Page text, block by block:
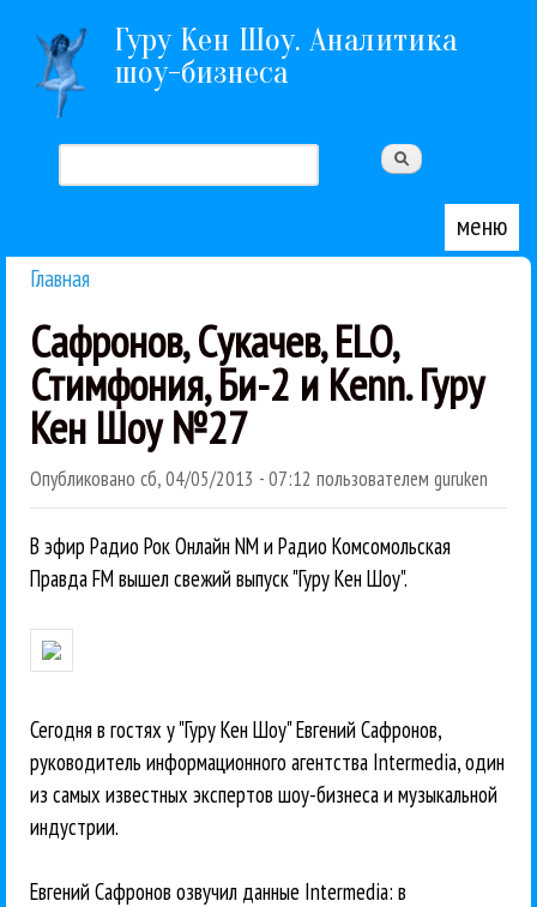
Перейти к основному содержанию
Гуру Кен Шоу. Аналитика
шоу-бизнеса
Форма поиска
меню
Главная
Сафронов, Сукачев, ELO,
Стимфония, Би-2 и Kenn. Гуру
Кен Шоу №27
Опубликовано сб, 04/05/2013 - 07:12 пользователем guruken
В эфир Радио Рок Онлайн NM и Радио Комсомольская
Правда FM вышел свежий выпуск "Гуру Кен Шоу".
Сегодня в гостях у "Гуру Кен Шоу" Евгений Сафронов,
руководитель информационного агентства Intermedia, один
из самых известных экспертов шоу-бизнеса и музыкальной
индустрии.
Евгений Сафронов озвучил данные Intermedia: в